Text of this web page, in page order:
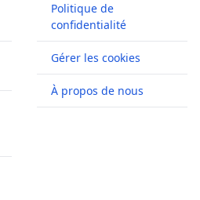
Politique de
confidentialité
Gérer les cookies
À propos de nous